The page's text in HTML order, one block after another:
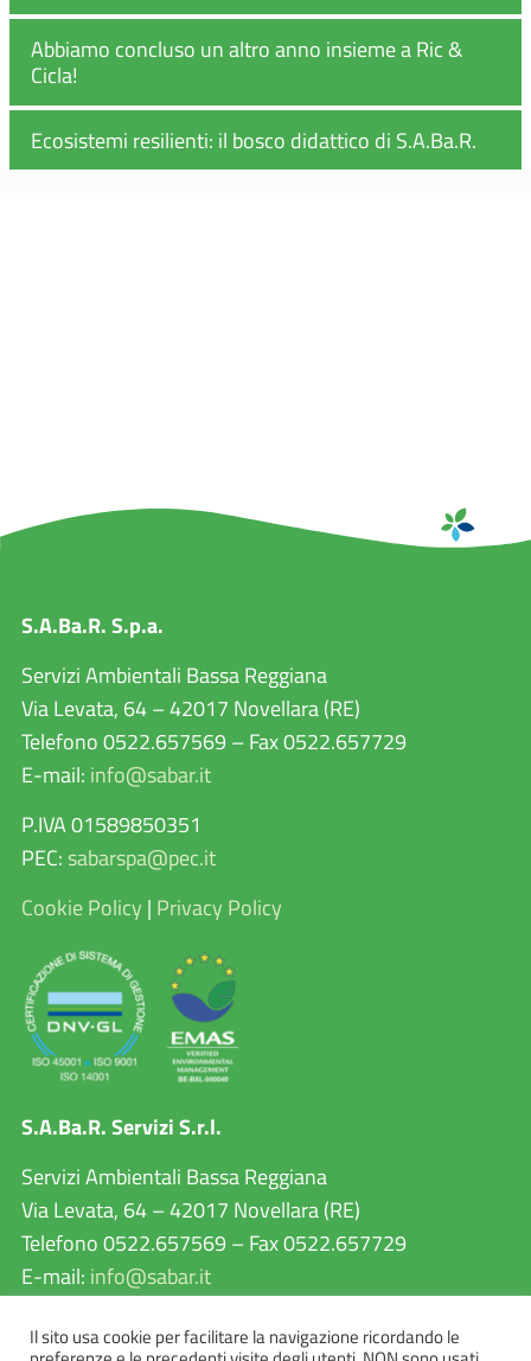
Abbiamo concluso un altro anno insieme a Ric &
Cicla!
Ecosistemi resilienti: il bosco didattico di S.A.Ba.R.
S.A.Ba.R. S.p.a.
Servizi Ambientali Bassa Reggiana
Via Levata, 64 – 42017 Novellara (RE)
Telefono 0522.657569 – Fax 0522.657729
E-mail: info@sabar.it
P.IVA 01589850351
PEC: sabarspa@pec.it
Cookie Policy | Privacy Policy
S.A.Ba.R. Servizi S.r.l.
Servizi Ambientali Bassa Reggiana
Via Levata, 64 – 42017 Novellara (RE)
Telefono 0522.657569 – Fax 0522.657729
E-mail: info@sabar.it
P.IVA 02460240357
Il sito usa cookie per facilitare la navigazione ricordando le